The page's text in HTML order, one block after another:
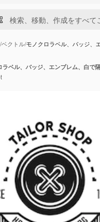
/ベクトル/モノクロラベル、バッジ、